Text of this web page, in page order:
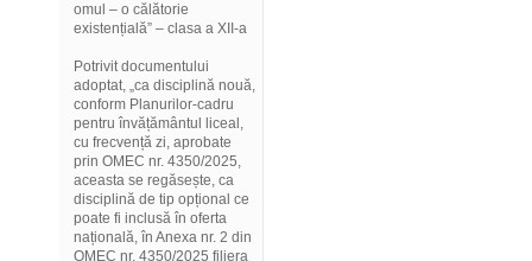
omul – o călătorie
existențială” – clasa a XII-a
Potrivit documentului
adoptat, „ca disciplină nouă,
conform Planurilor-cadru
pentru învățământul liceal,
cu frecvență zi, aprobate
prin OMEC nr. 4350/2025,
aceasta se regăsește, ca
disciplină de tip opțional ce
poate fi inclusă în oferta
națională, în Anexa nr. 2 din
OMEC nr. 4350/2025 filiera